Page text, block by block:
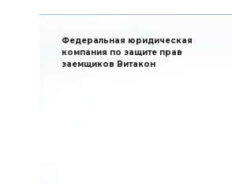
Федеральная юридическая
компания по защите прав
заемщиков Витакон